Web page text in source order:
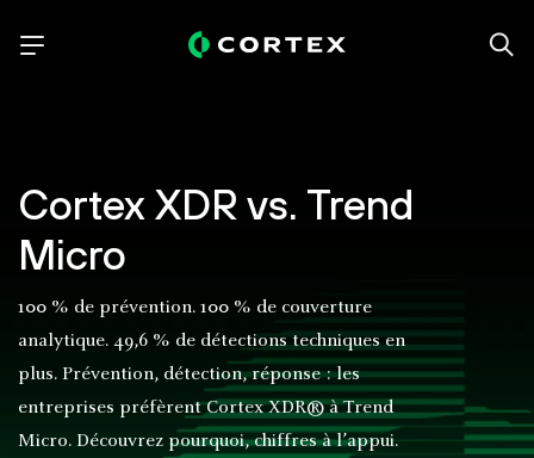
Cortex XDR vs. Trend
Micro
100 % de prévention. 100 % de couverture
analytique. 49,6 % de détections techniques en
plus. Prévention, détection, réponse : les
entreprises préfèrent Cortex XDR® à Trend
Micro. Découvrez pourquoi, chiffres à l’appui.